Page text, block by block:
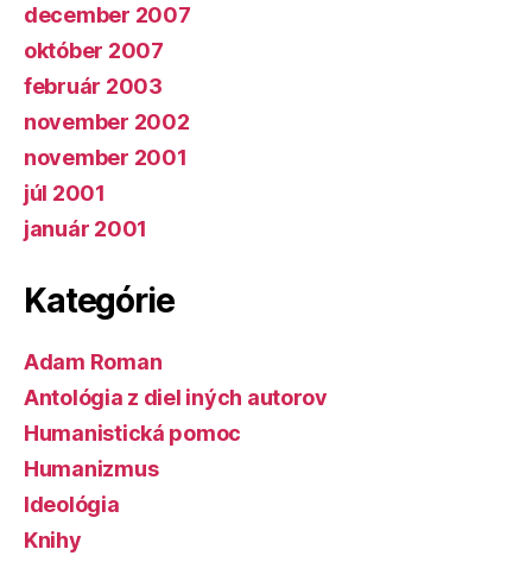
december 2007
október 2007
február 2003
november 2002
november 2001
júl 2001
január 2001
Kategórie
Adam Roman
Antológia z diel iných autorov
Humanistická pomoc
Humanizmus
Ideológia
Knihy